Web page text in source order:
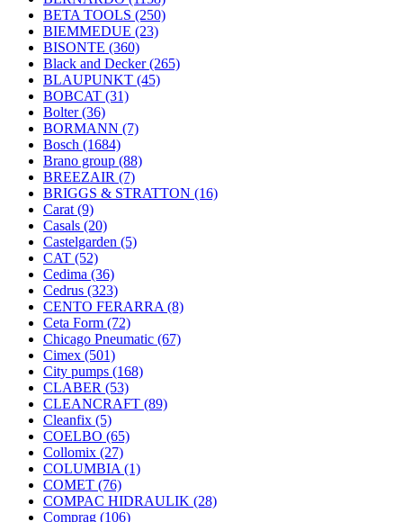
BETA TOOLS (250)
BIEMMEDUE (23)
BISONTE (360)
Black and Decker(265)
BLAUPUNKT (45)
BOBCAT (31)
Bolter(36)
BORMANN (7)
Bosch (1684)
Brano group (88)
BREEZAIR (7)
BRIGGS & STRATTON (16)
Carat (9)
Casals (20)
Castelgarden (5)
CAT (52)
Cedima (36)
Cedrus (323)
CENTO FERARRA (8)
Ceta Form (72)
Chicago Pneumatic (67)
Cimex (501)
City pumps (168)
CLABER (53)
CLEANCRAFT (89)
Cleanfix (5)
COELBO (65)
Collomix (27)
COLUMBIA (1)
COMET (76)
COMPAC HIDRAULIK (28)
Comprag (106)